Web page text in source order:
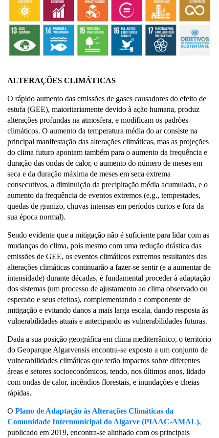
ALTERAÇÕES CLIMÁTICAS
O rápido aumento das emissões de gases causadores do efeito de
estufa (GEE), maioritariamente devido à ação humana, produz
alterações profundas na atmosfera, e modificam os padrões
climáticos. O aumento da temperatura média do ar consiste na
principal manifestação das alterações climáticas, mas as projeções
do clima futuro apontam também para o aumento da frequência e
duração das ondas de calor, o aumento do número de meses em
seca e da duração máxima de meses em seca extrema
consecutivos, a diminuição da precipitação média acumulada, e o
aumento da frequência de eventos extremos (e.g., tempestades,
quedas de granizo, chuvas intensas em períodos curtos e fora da
sua época normal).
Sendo evidente que a mitigação não é suficiente para lidar com as
mudanças do clima, pois mesmo com uma redução drástica das
emissões de GEE, os eventos climáticos extremos resultantes das
alterações climáticas continuarão a fazer-se sentir (e a aumentar de
intensidade) durante décadas, é fundamental proceder à adaptação
dos sistemas (um processo de ajustamento ao clima observado ou
esperado e seus efeitos), complementando a componente de
mitigação e evitando danos a mais larga escala, dando resposta às
vulnerabilidades atuais e antecipando as vulnerabilidades futuras.
Dada a sua posição geográfica em clima mediterrânico, o território
do Geoparque Algarvensis encontra-se exposto a um conjunto de
vulnerabilidades climáticas que terão impactos sobre diferentes
áreas e setores socioeconómicos, tendo, nos últimos anos, lidado
com ondas de calor, incêndios florestais, e inundações e cheias
rápidas.
O Plano de Adaptação às Alterações Climáticas da
Comunidade Intermunicipal do Algarve (PIAAC-AMAL),
publicado em 2019, encontra-se alinhado com os principais